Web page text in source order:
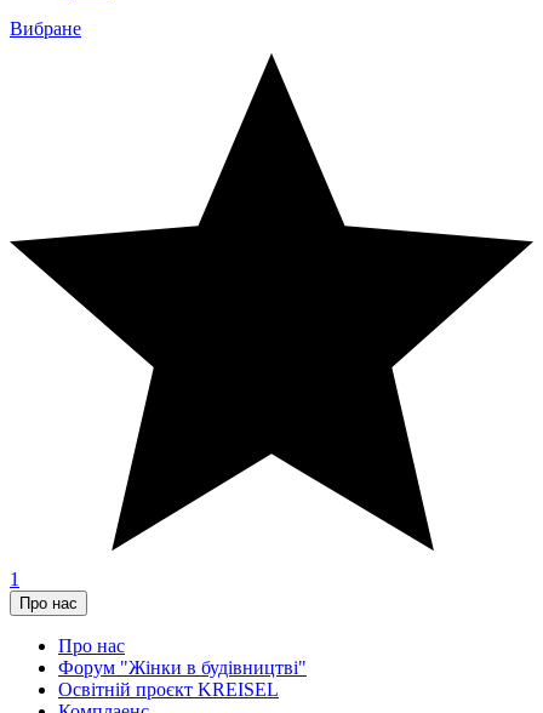
Вибране
1
Про нас
Про нас
Форум "Жінки в будівництві"
Освітній проєкт KREISEL